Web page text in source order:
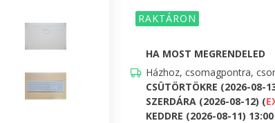
RAKTÁRON
HA MOST MEGRENDELED
Házhoz, csomagpontra,
CSÜTÖRTÖKRE (2026-08-
SZERDÁRA (2026-08-12) (
KEDDRE (2026-08-11)